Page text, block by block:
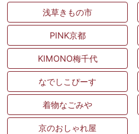
浅草きもの市
PINK京都
KIMONO梅千代
なでしこぴーす
着物なごみや
京のおしゃれ屋